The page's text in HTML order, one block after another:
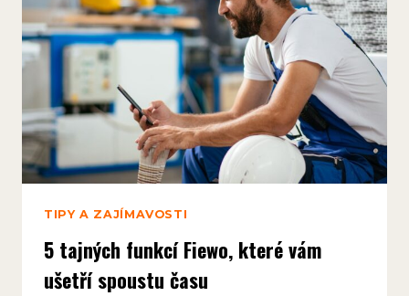
VÁM
ZJEDNODUŠÍ
PLÁNOVÁNÍ
ZAKÁZEK
TIPY A ZAJÍMAVOSTI
5 tajných funkcí Fiewo, které vám
ušetří spoustu času